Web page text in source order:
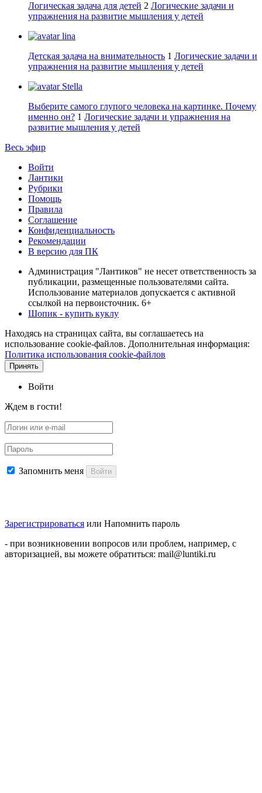
Логическая задача для детей 2 Логические задачи и
упражнения на развитие мышления у детей
lina
Детская задача на внимательность 1 Логические задачи и
упражнения на развитие мышления у детей
Stella
Выберите самого глупого человека на картинке. Почему
именно он? 1 Логические задачи и упражнения на
развитие мышления у детей
Весь эфир
Войти
Лантики
Рубрики
Помощь
Правила
Соглашение
Конфиденциальность
Рекомендации
В версию для ПК
Администрация "Лантиков" не несет ответственность за
публикации, размещенные пользователями сайта.
Использование материалов допускается с активной
ссылкой на первоисточник. 6+
Шопик - купить куклу
Находясь на страницах сайта, вы соглашаетесь на
использование cookie-файлов. Дополнительная информация:
Политика использования cookie-файлов
Принять
Войти
Ждем в гости!
Запомнить меня Войти
Зарегистрироваться или Напомнить пароль
- при возникновении вопросов или проблем, например, с
авторизацией, вы можете обратиться: mail@luntiki.ru